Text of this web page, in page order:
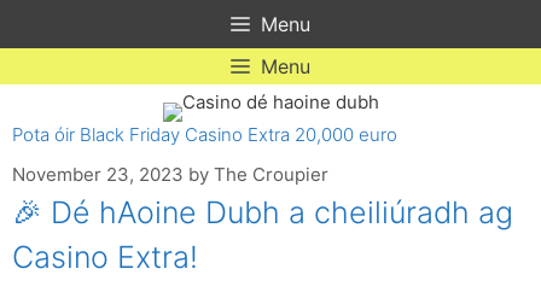
Menu
Menu
Pota óir Black Friday Casino Extra 20,000 euro
November 23, 2023 by The Croupier
🎉 Dé hAoine Dubh a cheiliúradh ag
Casino Extra!